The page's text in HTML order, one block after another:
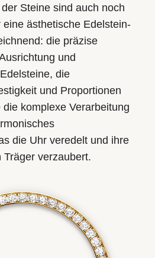
Steine sind auch noch
eine ästhetische Edelstein­
die präzise
und
die
und Proportionen
komplexe Verarbeitung
die Uhr veredelt und ihre
verzaubert.